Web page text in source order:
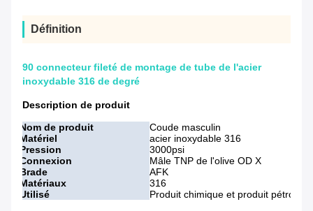
Définition
90 connecteur fileté de montage de tube de l'acier
inoxydable 316 de degré
Description de produit
Nom de produit
Coude masculin
Matériel
acier inoxydable 316
Pression
3000psi
Connexion
Mâle TNP de l'olive OD X
Brade
AFK
Matériaux
316
Utilisé
Produit chimique et produit